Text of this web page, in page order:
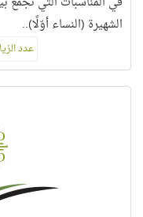
الشهيرة (النساء أوّلًا)..
عدد